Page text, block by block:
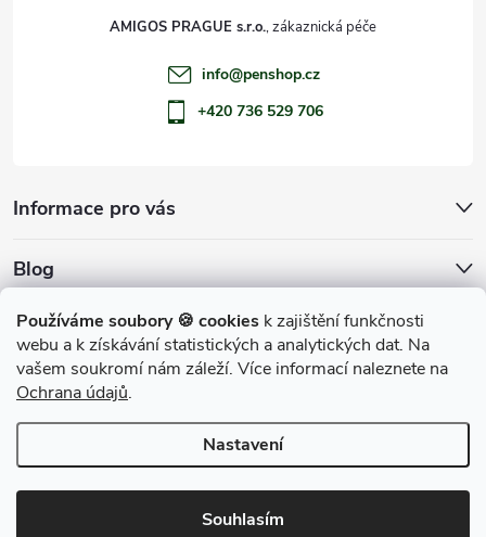
Používáme soubory 🍪 cookies k zajištění funkčnosti
webu a k získávání statistických a analytických dat. Na
vašem soukromí nám záleží. Více informací naleznete na
Ochrana údajů.
Nastavení
Souhlasím
Informace pro vás
Blog
Archiv
Přijímáme online platby
AMIGOS PRAGUE s.r.o.
info@penshop.cz
+420 736 529 706
Copyright 2026penShop. Všechna práva vyhrazena.